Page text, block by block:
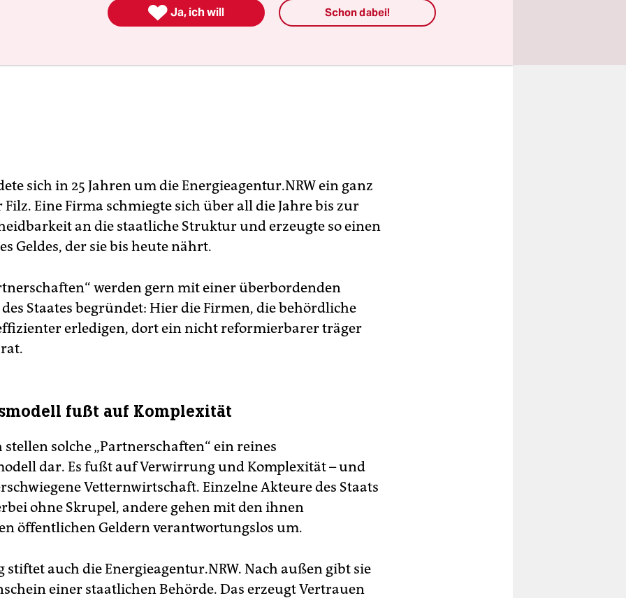
sich in 25 Jahren um die Energieagentur.NRW ein ganz
Filz. Eine Firma schmiegte sich über all die Jahre bis zur
an die staatliche Struktur und erzeugte so einen
Geldes, der sie bis heute nährt.
werden gern mit einer überbordenden
Staates begründet: Hier die Firmen, die behördliche
erledigen, dort ein nicht reformierbarer träger
fußt auf Komplexität
stellen solche „Partnerschaften“ ein reines
dar. Es fußt auf Verwirrung und Komplexität – und
Vetternwirtschaft. Einzelne Akteure des Staats
ohne Skrupel, andere gehen mit den ihnen
öffentlichen Geldern verantwortungslos um.
auch die Energieagentur.NRW. Nach außen gibt sie
einer staatlichen Behörde. Das erzeugt Vertrauen
 Ja, ich will Schon dabei!